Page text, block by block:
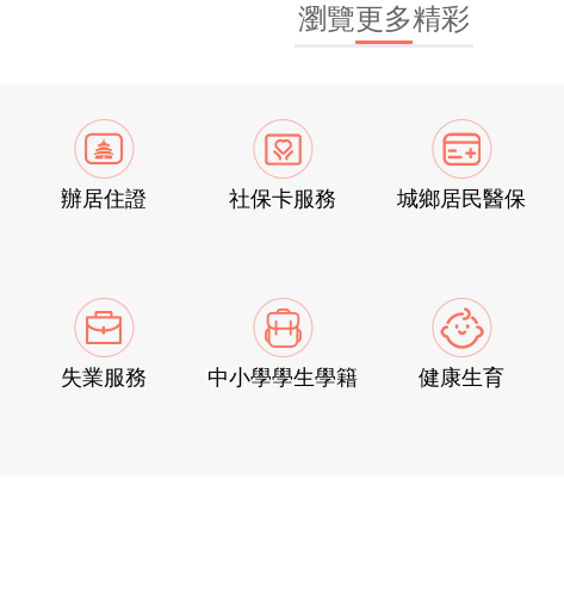
瀏覽更多精彩
辦居住證 社保卡服務 城鄉居民醫保
失業服務 中小學學生學籍 健康生育